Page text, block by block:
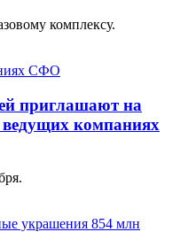
комплексу.
приглашают на
компаниях